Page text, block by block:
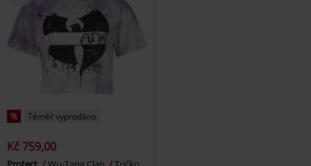
% Téměř vyprodáno
Kč 759,00